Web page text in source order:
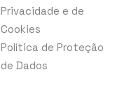
Privacidade e de
Cookies
Política de Proteção
de Dados